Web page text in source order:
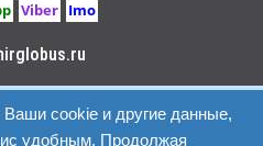
Viber Imo
|Пользовательское
Ваши cookie и другие данные,
удобным. Продолжая